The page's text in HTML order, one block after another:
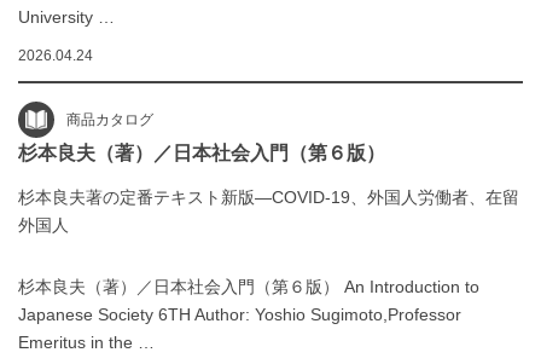
University …
2026.04.24
商品カタログ
杉本良夫（著）／日本社会入門（第６版）
杉本良夫著の定番テキスト新版―COVID-19、外国人労働者、在留
外国人
杉本良夫（著）／日本社会入門（第６版） An Introduction to
Japanese Society 6TH Author: Yoshio Sugimoto,Professor
Emeritus in the …